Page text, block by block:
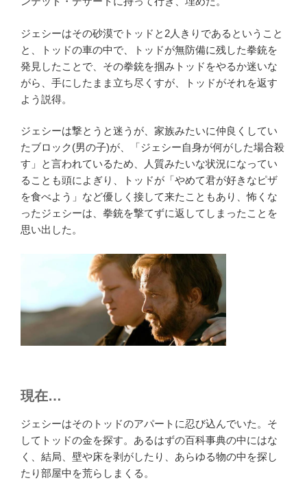
ジェシーはその砂漠でトッドと2人きりであるということ
と、トッドの車の中で、トッドが無防備に残した拳銃を
発見したことで、その拳銃を掴みトッドをやるか迷いな
がら、手にしたまま立ち尽くすが、トッドがそれを返す
よう説得。
ジェシーは撃とうと迷うが、家族みたいに仲良くしてい
たブロック(男の子)が、「ジェシー自身が何がした場合殺
す」と言われているため、人質みたいな状況になってい
ることも頭によぎり、トッドが「やめて君が好きなピザ
を食べよう」など優しく接して来たこともあり、怖くな
ったジェシーは、拳銃を撃てずに返してしまったことを
思い出した。
現在…
ジェシーはそのトッドのアパートに忍び込んでいた。そ
してトッドの金を探す。あるはずの百科事典の中にはな
く、結局、壁や床を剥がしたり、あらゆる物の中を探し
たり部屋中を荒らしまくる。